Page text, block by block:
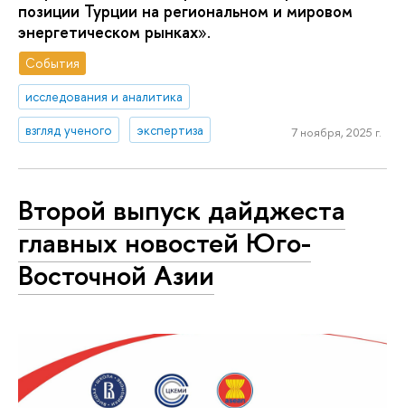
позиции Турции на региональном и мировом
энергетическом рынках».
События
исследования и аналитика
взгляд ученого
экспертиза 7 ноября, 2025 г.
Второй выпуск дайджеста
главных новостей Юго-
Восточной Азии